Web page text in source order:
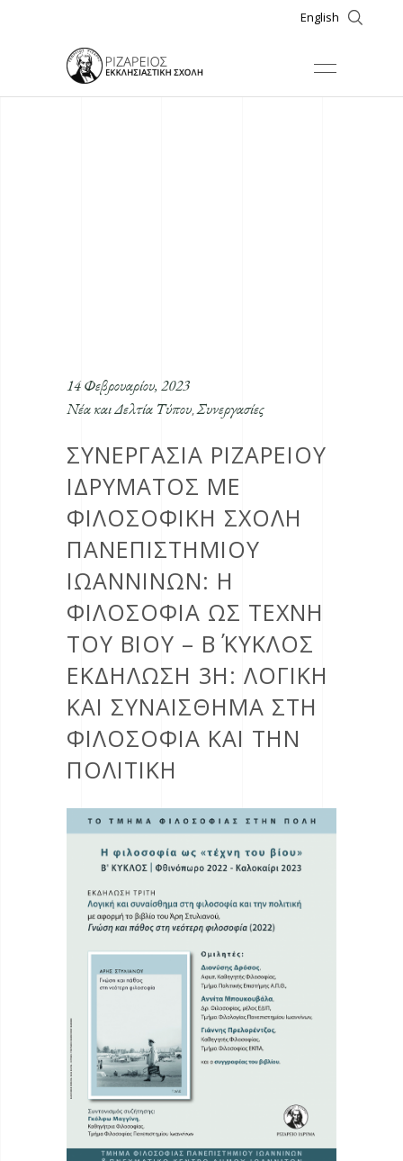
English
14 Φεβρουαρίου, 2023
Νέα και Δελτία Τύπου,Συνεργασίες
ΣΥΝΕΡΓΑΣΙΑ ΡΙΖΑΡΕΙΟΥ
ΙΔΡΥΜΑΤΟΣ ΜΕ
ΦΙΛΟΣΟΦΙΚΗ ΣΧΟΛΗ
ΠΑΝΕΠΙΣΤΗΜΙΟΥ
ΙΩΑΝΝΙΝΩΝ: Η
ΦΙΛΟΣΟΦΊΑ ΩΣ ΤΈΧΝΗ
ΤΟΥ ΒΊΟΥ – Β΄ ΚΥΚΛΟΣ
ΕΚΔΗΛΩΣΗ 3Η: ΛΟΓΙΚΉ
ΚΑΙ ΣΥΝΑΊΣΘΗΜΑ ΣΤΗ
ΦΙΛΟΣΟΦΊΑ ΚΑΙ ΤΗΝ
ΠΟΛΙΤΙΚΉ